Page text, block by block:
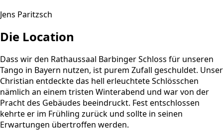
Jens Paritzsch
Die Location
Dass wir den Rathaussaal Barbinger Schloss für unseren
Tango in Bayern nutzen, ist purem Zufall geschuldet. Unser
Christian entdeckte das hell erleuchtete Schlösschen
nämlich an einem tristen Winterabend und war von der
Pracht des Gebäudes beeindruckt. Fest entschlossen
kehrte er im Frühling zurück und sollte in seinen
Erwartungen übertroffen werden.